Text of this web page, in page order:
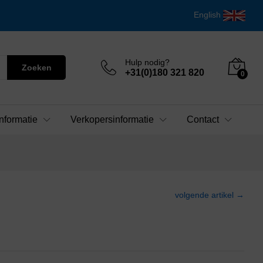
English
Zoeken
Hulp nodig?
+31(0)180 321 820 0
Verkopersinformatie Contact
volgende artikel →